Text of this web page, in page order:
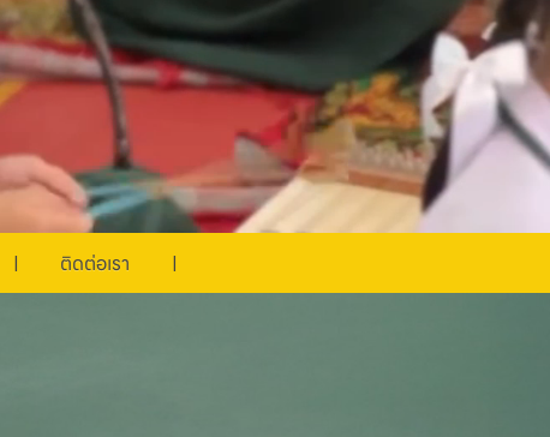
ติดต่อเรา